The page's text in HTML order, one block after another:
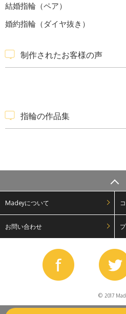
結婚指輪（ペア）
婚約指輪（ダイヤ抜き）
制作されたお客様の声
指輪の作品集
Madeyについて
お問い合わせ
© 2017